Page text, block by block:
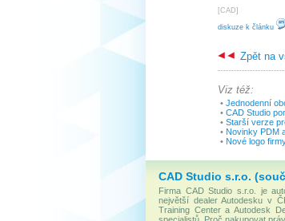
[CAD]
diskuze k článku
Zpět na
Viz též:
• Jednodenní
• CAD Studio
• Starší verze
• Novinky PDM
• Nové logo
CAD Studio s.r.o.
Firma CAD Studio s.r.o. je
největší dealer Autodesku v
Training Center a Autodesk